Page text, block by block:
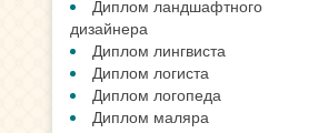
Диплом ландшафтного
дизайнера
Диплом лингвиста
Диплом логиста
Диплом логопеда
Диплом маляра